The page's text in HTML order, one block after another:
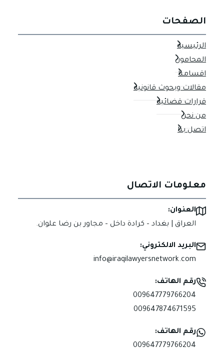
الصفحات
الرئيسية
المحامون
اقسامنا
مقالات وبحوث قانونية
قرارات قضائية
من نحن
اتصل بنا
معلومات الاتصال
العنوان:
العراق | بغداد – كرادة داخل – مجاور بن رضا علوان.
البريد الالكتروني:
info@iraqilawyersnetwork.com
رقم الهاتف:
009647779766204
009647874671595
رقم الهاتف:
009647779766204